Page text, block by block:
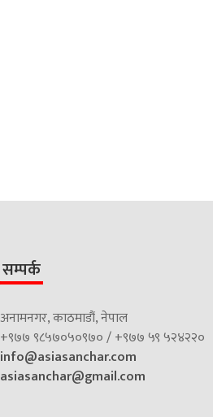
सम्पर्क
अनामनगर, काठमाडौं, नेपाल
+९७७ ९८५७०५०९७० / +९७७ ५९ ५२४२२०
info@asiasanchar.com
asiasanchar@gmail.com